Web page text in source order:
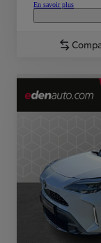
En savoir plus